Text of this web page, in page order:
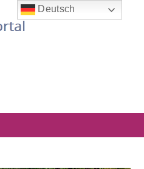
Deutsch